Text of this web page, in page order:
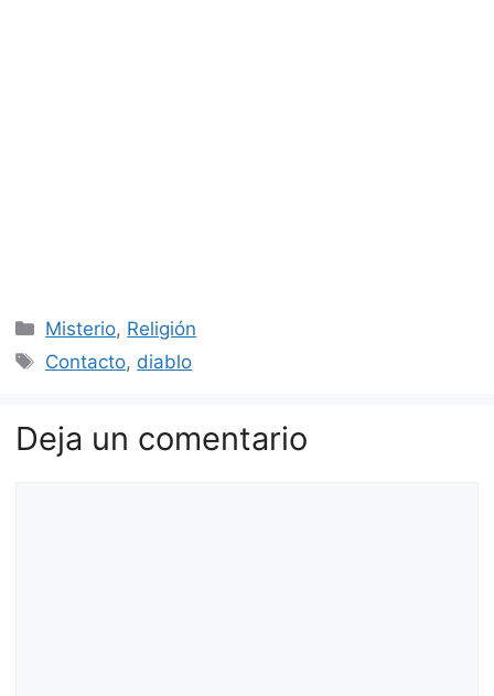
Categorías
Misterio, Religión
Etiquetas
Contacto, diablo
Deja un comentario